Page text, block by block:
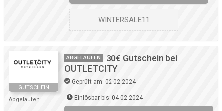
WINTERSALE11
GUTSCHEIN
Abgelaufen
ABGELAUFEN
30€ Gutschein bei
OUTLETCITY
Geprüft am: 02-02-2024
Einlösbar bis: 04-02-2024